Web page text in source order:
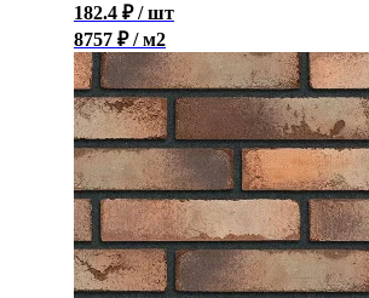
182.4 ₽ / шт
8757 ₽ / м2